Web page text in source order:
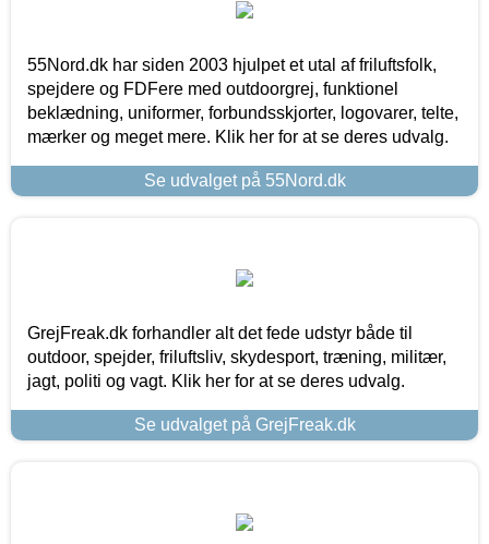
55Nord.dk har siden 2003 hjulpet et utal af friluftsfolk,
spejdere og FDFere med outdoorgrej, funktionel
beklædning, uniformer, forbundsskjorter, logovarer, telte,
mærker og meget mere. Klik her for at se deres udvalg.
Se udvalget på 55Nord.dk
GrejFreak.dk forhandler alt det fede udstyr både til
outdoor, spejder, friluftsliv, skydesport, træning, militær,
jagt, politi og vagt. Klik her for at se deres udvalg.
Se udvalget på GrejFreak.dk